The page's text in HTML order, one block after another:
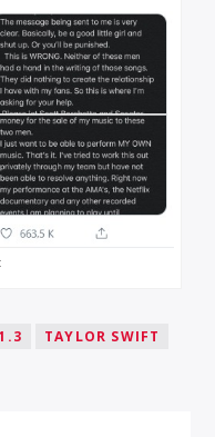
TAYLOR SWIFT